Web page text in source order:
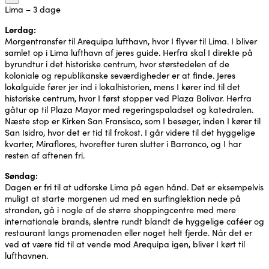
Lima – 3 dage
Lørdag:
Morgentransfer til Arequipa lufthavn, hvor I flyver til Lima. I bliver
samlet op i Lima lufthavn af jeres guide. Herfra skal I direkte på
byrundtur i det historiske centrum, hvor størstedelen af de
koloniale og republikanske seværdigheder er at finde. Jeres
lokalguide fører jer ind i lokalhistorien, mens I kører ind til det
historiske centrum, hvor I først stopper ved Plaza Bolivar. Herfra
gåtur op til Plaza Mayor med regeringspaladset og katedralen.
Næste stop er Kirken San Fransisco, som I besøger, inden I kører til
San Isidro, hvor det er tid til frokost. I går videre til det hyggelige
kvarter, Miraflores, hvorefter turen slutter i Barranco, og I har
resten af aftenen fri.
Søndag:
Dagen er fri til at udforske Lima på egen hånd. Det er eksempelvis
muligt at starte morgenen ud med en surfinglektion nede på
stranden, gå i nogle af de større shoppingcentre med mere
internationale brands, slentre rundt blandt de hyggelige caféer og
restaurant langs promenaden eller noget helt fjerde. Når det er
ved at være tid til at vende mod Arequipa igen, bliver I kørt til
lufthavnen.